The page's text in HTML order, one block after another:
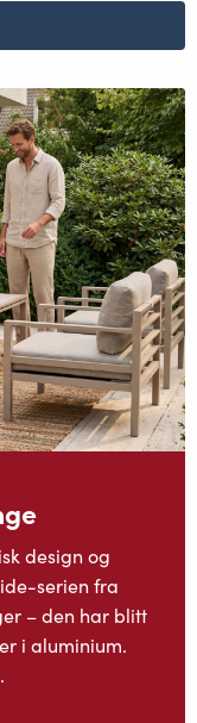
design og
serien fra
– den har blitt
i aluminium.